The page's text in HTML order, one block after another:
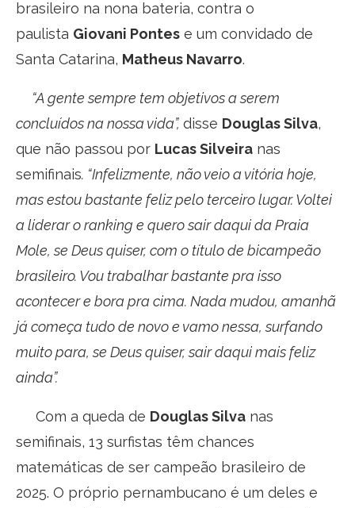
brasileiro na nona bateria, contra o
paulista Giovani Pontes e um convidado de
Santa Catarina, Matheus Navarro.
“A gente sempre tem objetivos a serem
concluídos na nossa vida”, disse Douglas Silva,
que não passou por Lucas Silveira nas
semifinais. “Infelizmente, não veio a vitória hoje,
mas estou bastante feliz pelo terceiro lugar. Voltei
a liderar o ranking e quero sair daqui da Praia
Mole, se Deus quiser, com o título de bicampeão
brasileiro. Vou trabalhar bastante pra isso
acontecer e bora pra cima. Nada mudou, amanhã
já começa tudo de novo e vamo nessa, surfando
muito para, se Deus quiser, sair daqui mais feliz
ainda”.
Com a queda de Douglas Silva nas
semifinais, 13 surfistas têm chances
matemáticas de ser campeão brasileiro de
2025. O próprio pernambucano é um deles e